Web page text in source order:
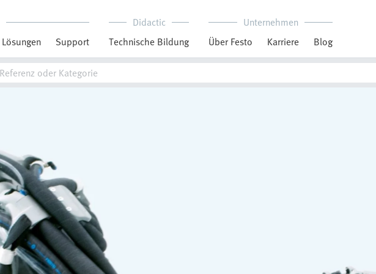
Lösungen Support
Didactic
Technische Bildung
Unternehmen
Über Festo
Karriere Blog